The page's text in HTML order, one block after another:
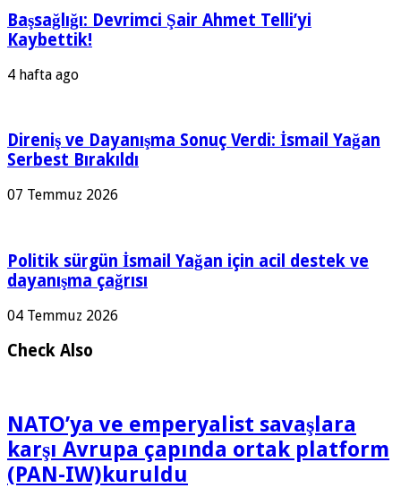
Başsağlığı: Devrimci Şair Ahmet Telli’yi
Kaybettik!
4 hafta ago
Direniş ve Dayanışma Sonuç Verdi: İsmail Yağan
Serbest Bırakıldı
07 Temmuz 2026
Politik sürgün İsmail Yağan için acil destek ve
dayanışma çağrısı
04 Temmuz 2026
Check Also
NATO’ya ve emperyalist savaşlara
karşı Avrupa çapında ortak platform
(PAN-IW)kuruldu